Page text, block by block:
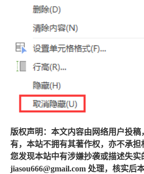
版权声明：本文内容由网络用户投稿
有，本站不拥有其著作权，亦不承担
您发现本站中有涉嫌抄袭或描述失实
jiasou666@gmail.com 处理，核实后